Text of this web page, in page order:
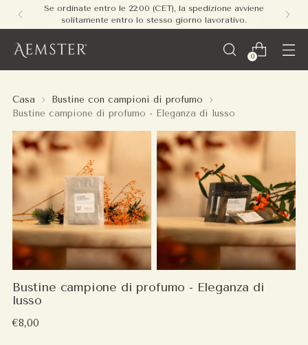
Spedizione gratuita su tutti gli ordini in Europa - non
è richiesto un minimo di spesa.
0
Casa
Bustine con campioni di profumo
Bustine campione di profumo - Eleganza di lusso
Bustine campione di profumo - Eleganza di
lusso
Prezzo
€8,00